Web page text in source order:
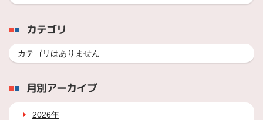
カテゴリ
カテゴリはありません
月別アーカイブ
2026年